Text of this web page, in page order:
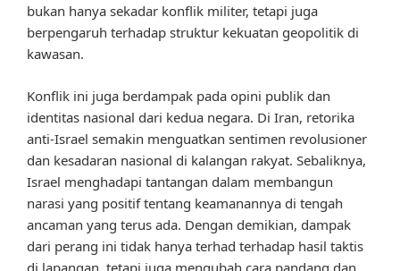
bukan hanya sekadar konflik militer, tetapi juga
berpengaruh terhadap struktur kekuatan geopolitik di
kawasan.
Konflik ini juga berdampak pada opini publik dan
identitas nasional dari kedua negara. Di Iran, retorika
anti-Israel semakin menguatkan sentimen revolusioner
dan kesadaran nasional di kalangan rakyat. Sebaliknya,
Israel menghadapi tantangan dalam membangun
narasi yang positif tentang keamanannya di tengah
ancaman yang terus ada. Dengan demikian, dampak
dari perang ini tidak hanya terhad terhadap hasil taktis
di lapangan, tetapi juga mengubah cara pandang dan